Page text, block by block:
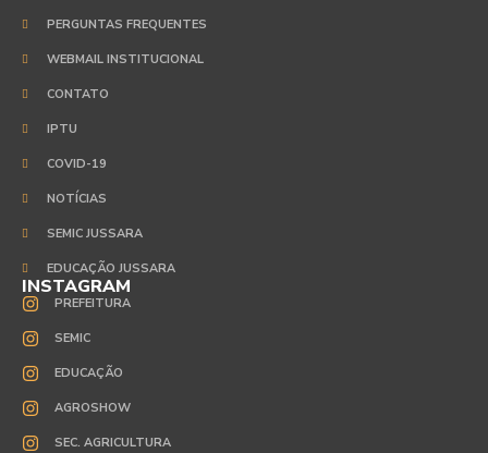
PERGUNTAS FREQUENTES
WEBMAIL INSTITUCIONAL
CONTATO
IPTU
COVID-19
NOTÍCIAS
SEMIC JUSSARA
EDUCAÇÃO JUSSARA
INSTAGRAM
PREFEITURA
SEMIC
EDUCAÇÃO
AGROSHOW
SEC. AGRICULTURA